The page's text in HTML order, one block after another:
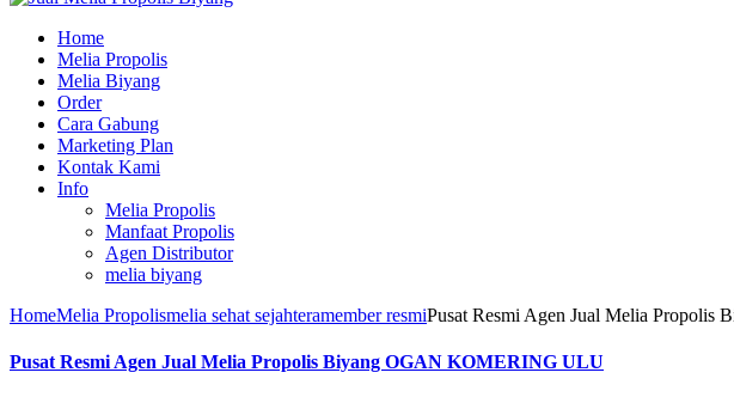
Home
Melia Propolis
Melia Biyang
Order
Cara Gabung
Marketing Plan
Kontak Kami
Info
Melia Propolis
Manfaat Propolis
Agen Distributor
melia biyang
HomeMelia Propolismelia sehat sejahteramember resmiPusat Resmi Agen Jual Melia
Pusat Resmi Agen Jual Melia Propolis Biyang OGAN KOMERING ULU